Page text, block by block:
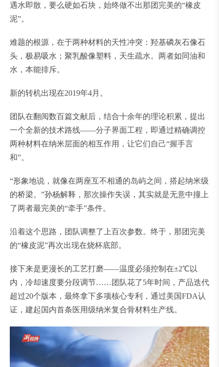
遇水即散，要么硬如石块，始终做不出那团完美的“橡皮
泥”。
难题的根源，在于两种材料的天性冲突：羟基磷灰石像石
头，极易吸水；聚乳酸像塑料，天生疏水。两者如同油和
水，本能排斥。
新的转机出现在2019年4月。
团队在翻阅数百篇文献后，结合十余年的理论积累，提出
一个全新的技术路线——分子界面工程，即通过精确调控
两种材料在纳米层面的相互作用，让它们自己“握手言
和”。
“形象地说，就像在两座互不相通的岛屿之间，搭起纳米级
的桥梁。”孙杨解释，那次操作失误，其实就是无意中撞上
了两者最完美的“牵手”条件。
沿着这个思路，团队调整了上百次参数。终于，那团完美
的“橡皮泥”再次出现在烧杯底部。
接下来是更漫长的工艺打磨——温度必须控制在±2℃以
内，冷却速度要分段调节……团队花了5年时间，产品迭代
超过20个版本，最终拿下多项核心专利，通过美国FDA认
证，建起国内首条医用级纳米复合骨材料生产线。